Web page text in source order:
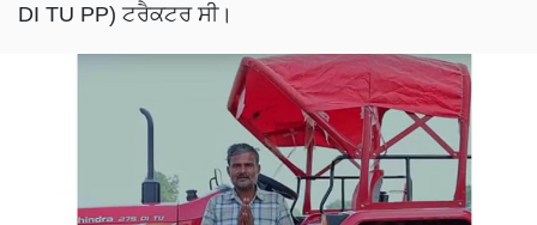
DI TU PP) ਟਰੈਕਟਰ ਸੀ।